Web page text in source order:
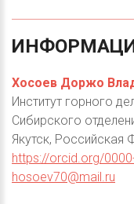
Хосоев Доржо
Институт горного
Сибирского
Якутск, Российская
https://orcid.org/
hosoev70@mail.ru